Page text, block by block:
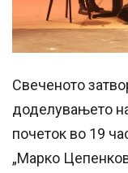
Свеченото
доделувањето
почеток во 19
„Марко